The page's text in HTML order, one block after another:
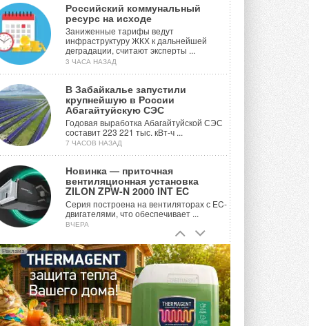
Российский коммунальный
ресурс на исходе
Заниженные тарифы ведут
инфраструктуру ЖКХ к дальнейшей
деградации, считают эксперты ...
3 ЧАСА НАЗАД
В Забайкалье запустили
крупнейшую в России
Абагайтуйскую СЭС
Годовая выработка Абагайтуйской СЭС
составит 223 221 тыс. кВт-ч ...
7 ЧАСОВ НАЗАД
Новинка — приточная
вентиляционная установка
ZILON ZPW-N 2000 INT EC
Серия построена на вентиляторах с EC-
двигателями, что обеспечивает ...
ВЧЕРА
Учёные ЮУрГУ создали
каскадную установку,
объединяющую солнечную и
геотермальную энергию
Природосберегающие технологии ...
ВЧЕРА
Реклама